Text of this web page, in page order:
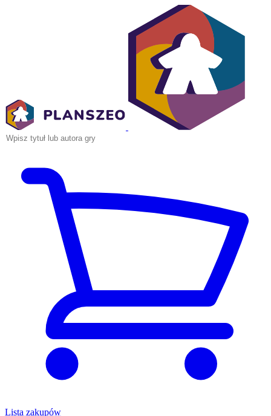
Lista zakupów